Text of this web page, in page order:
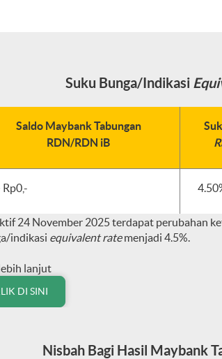
Suku Bunga/Indikasi
Saldo Maybank Tabungan
RDN/RDN iB
Rp0,-
24 November 2025 terdapat perubahan
indikasi equivalent ratemenjadi 4.5%.
lanjut
DI SINI
Nisbah Bagi Hasil Maybank